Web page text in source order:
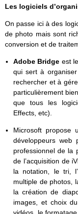
Les logiciels
On passe ici à des
de photo mais sont
conversion et de
Adobe Bridge est
qui sert à
rechercher et à
particulièrement
que tous les
Effects, etc).
Microsoft propose
développeurs web
professionnel de la
de l’acquisition de
la notation, le tri,
multiple de photos,
la création de
images, et choix